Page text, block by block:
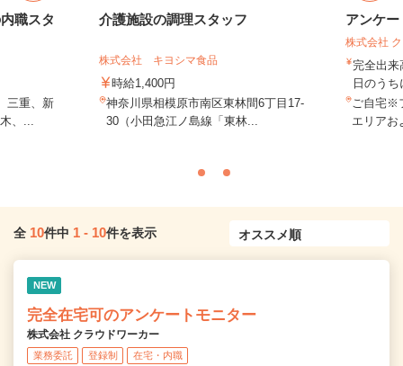
職スタ
三重、新
、...
介護施設の調理スタッフ
株式会社 キヨシマ食品
時給1,400円
神奈川県相模原市南区東林間6丁目17-
30（小田急江ノ島線「東林...
アンケ
株式会社
完全出
日のう
ご自宅※
エリアお
全 10件中 1 - 10件を表示
NEW
完全在宅可のアンケートモニター
株式会社 クラウドワーカー
業務委託 登録制 在宅・内職